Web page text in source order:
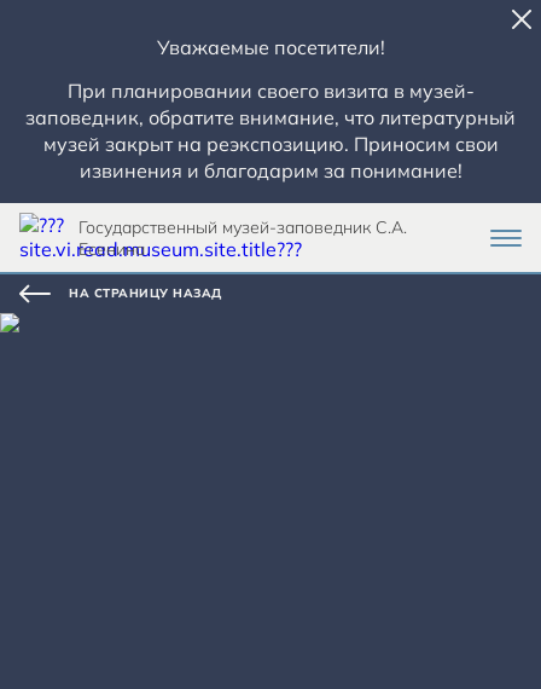
Уважаемые посетители!
При планировании своего визита в музей-
заповедник, обратите внимание, что литературный
музей закрыт на реэкспозицию. Приносим свои
извинения и благодарим за понимание!
Государственный музей-заповедник С.А.
Есенина
НА СТРАНИЦУ НАЗАД